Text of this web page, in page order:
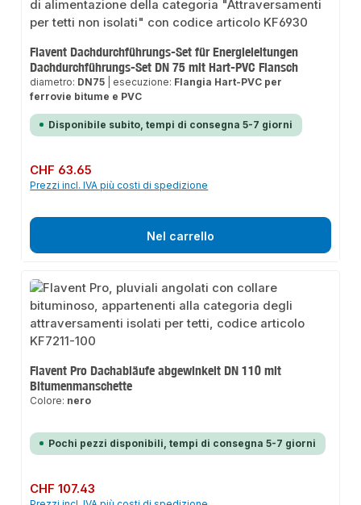
Flavent Dachdurchführungs-Set für Energieleitungen
Dachdurchführungs-Set DN 75 mit Hart-PVC Flansch
diametro: DN75 esecuzione: Flangia Hart-PVC per
ferrovie bitume e PVC
Disponibile subito, tempi di consegna 5-7 giorni
Prezzo normale:
CHF 63.65
Prezzi incl. IVA più costi di spedizione
Nel carrello
Flavent Pro Dachabläufe abgewinkelt DN 110 mit
Bitumenmanschette
Colore: nero
Pochi pezzi disponibili, tempi di consegna 5-7 giorni
Prezzo normale:
CHF 107.43